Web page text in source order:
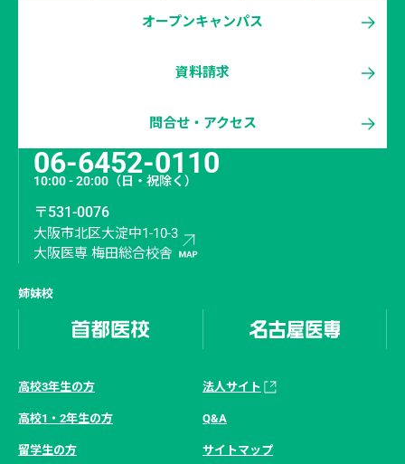
オープンキャンパス
資料請求
問合せ・アクセス
06-6452-0110
10:00 - 20:00 （日・祝除く）
〒531-0076
大阪市北区大淀中1-10-3
大阪医専 梅田総合校舎
姉妹校
高校3年生の方
高校1・2年生の方
留学生の方
法人サイト
Q&A
サイトマップ